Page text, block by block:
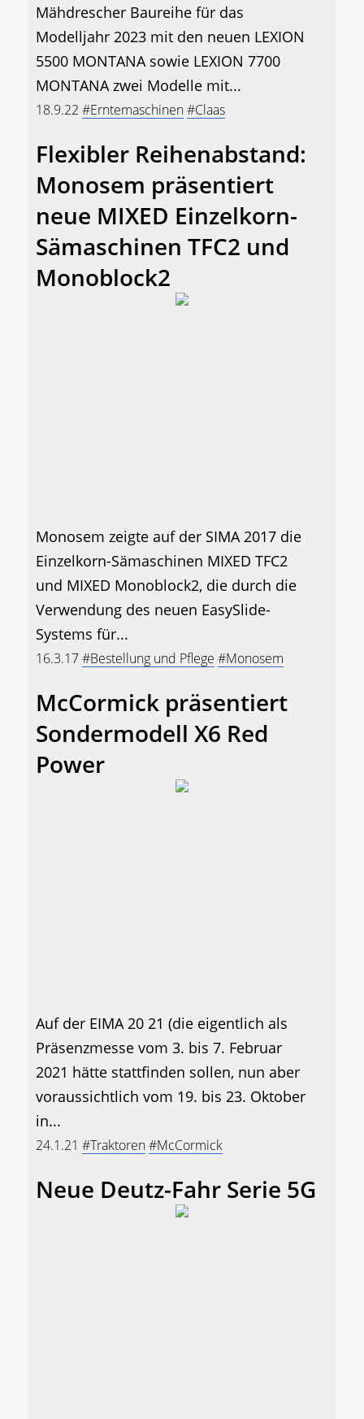
Mähdrescher Baureihe für das
Modelljahr 2023 mit den neuen LEXION
5500 MONTANA sowie LEXION 7700
MONTANA zwei Modelle mit...
18.9.22 #Erntemaschinen#Claas
Flexibler Reihenabstand:
Monosem präsentiert
neue MIXED Einzelkorn-
Sämaschinen TFC2 und
Monoblock2
Monosem zeigte auf der SIMA 2017 die
Einzelkorn-Sämaschinen MIXED TFC2
und MIXED Monoblock2, die durch die
Verwendung des neuen EasySlide-
Systems für...
16.3.17#Bestellung und Pflege #Monosem
McCormick präsentiert
Sondermodell X6 Red
Power
Auf der EIMA 20 21 (die eigentlich als
Präsenzmesse vom 3. bis 7. Februar
2021 hätte stattfinden sollen, nun aber
voraussichtlich vom 19. bis 23. Oktober
in...
24.1.21 #Traktoren#McCormick
Neue Deutz-Fahr Serie 5G